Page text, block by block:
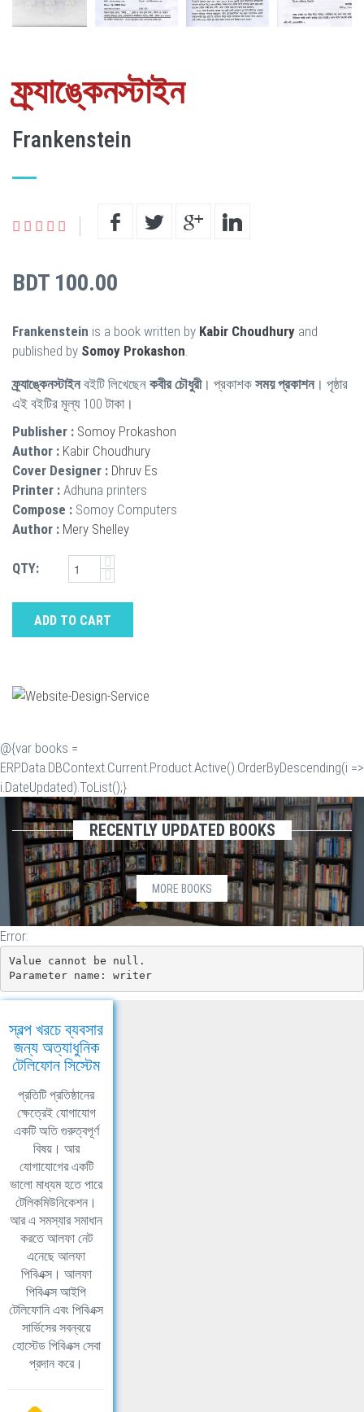
ফ্র্যাঙ্কেনস্টাইন
Frankenstein
BDT 100.00
Frankenstein is a book written by Kabir Choudhury and
published by Somoy Prokashon
ফ্র্যাঙ্কেনস্টাইনবইটি লিখেছেন কবীর চৌধুরী। প্রকাশক সময় প্রকাশন। পৃষ্ঠার
এই বইটির মূল্য 100 টাকা।
Publisher : Somoy Prokashon
Author : Kabir Choudhury
Cover Designer : Dhruv Es
Printer : Adhuna printers
Compose : Somoy Computers
Author : Mery Shelley
QTY:
ADD TO CART
@{var books =
ERP.Data.DBContext.Current.Product.Active().OrderByDescending(i =>
i.DateUpdated).ToList();}
RECENTLY UPDATED BOOKS
MORE BOOKS
Error:
Value cannot be null.
Parameter name: writer
স্বল্প খরচে ব্যবসার
জন্য অত্যাধুনিক
টেলিফোন সিস্টেম
প্রতিটি প্রতিষ্ঠানের
ক্ষেত্রেই যোগাযোগ
একটি অতি গুরুত্বপূর্ণ
বিষয়। আর
যোগাযোগের একটি
ভালো মাধ্যম হতে পারে
টেলিকমিউনিকেশন।
আর এ সমস্যার সমাধান
করতে আলফা নেট
এনেছে আলফা
পিবিএক্স। আলফা
পিবিএক্স আইপি
টেলিফোনি এবং পিবিএক্স
সার্ভিসের সবন্বয়ে
হোস্টেড পিবিএক্স সেবা
প্রদান করে।